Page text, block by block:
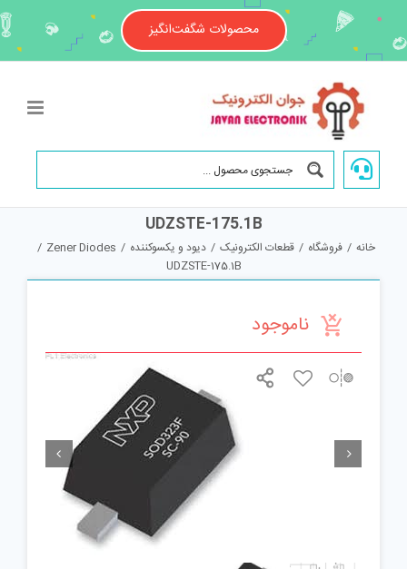
content
محصولات شگفت‌انگیز
UDZSTE-175.1B
خانه / فروشگاه / قطعات الکترونیک / دیود و یکسوکننده /
Zener Diodes
/
UDZSTE-175.1B
ناموجود
 